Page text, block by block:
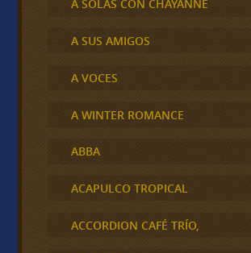
A SOLAS CON CHAYANNE
A SUS AMIGOS
A VOCES
A WINTER ROMANCE
ABBA
ACAPULCO TROPICAL
ACCORDION CAFÉ TRÍO,